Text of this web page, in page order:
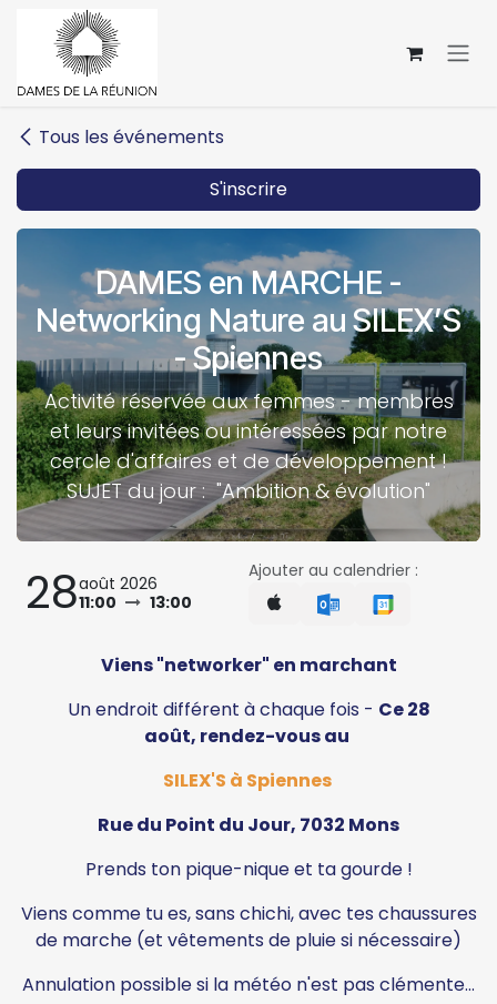
Se rendre au contenu
Tous les événements
S'inscrire
DAMES en MARCHE -
Networking Nature au SILEX’S
- Spiennes
Activité réservée aux femmes - membres
et leurs invitées ou intéressées par notre
cercle d'affaires et de développement !
SUJET du jour : "Ambition & évolution"
28août 2026
11:00
13:00
Ajouter au calendrier :
Viens "networker" en m​archant
Un endroit différent à chaque fois - Ce 28
août, rendez-vous au
SILEX'S à Spiennes
Rue du Point du Jour, 7032 Mons
Prends ton pique-nique et ta gourde !
Viens comme tu es, sans chichi, avec tes chaussures
de marche (et vêtements de pluie si nécessaire)
Annulation possible si la météo n'est pas clémente...